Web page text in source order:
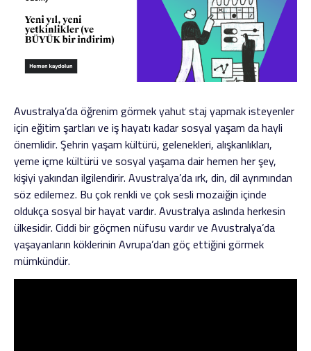
Avustralya’da öğrenim görmek yahut staj yapmak isteyenler
için eğitim şartları ve iş hayatı kadar sosyal yaşam da hayli
önemlidir. Şehrin yaşam kültürü, gelenekleri, alışkanlıkları,
yeme içme kültürü ve sosyal yaşama dair hemen her şey,
kişiyi yakından ilgilendirir. Avustralya’da ırk, din, dil ayrımından
söz edilemez. Bu çok renkli ve çok sesli mozaiğin içinde
oldukça sosyal bir hayat vardır. Avustralya aslında herkesin
ülkesidir. Ciddi bir göçmen nüfusu vardır ve Avustralya’da
yaşayanların köklerinin Avrupa’dan göç ettiğini görmek
mümkündür.